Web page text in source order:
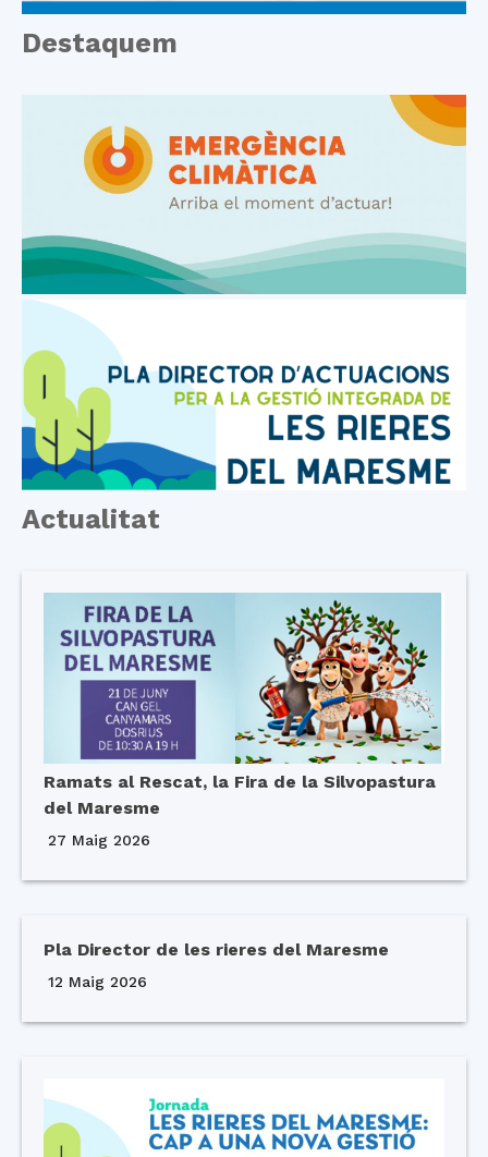
Destaquem
Actualitat
Ramats al Rescat, la Fira de la Silvopastura
del Maresme
27 Maig 2026
Pla Director de les rieres del Maresme
12 Maig 2026